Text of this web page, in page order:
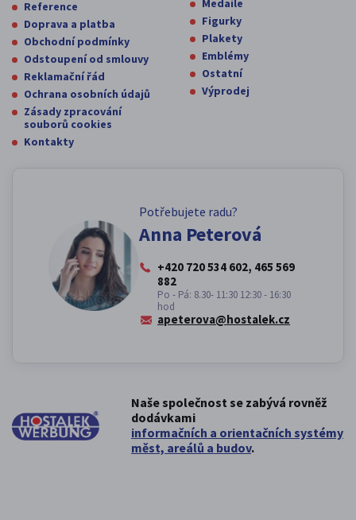
Reference
Doprava a platba
Obchodní podmínky
Odstoupení od smlouvy
Reklamační řád
Ochrana osobních údajů
Zásady zpracování
souborů cookies
Kontakty
Medaile
Figurky
Plakety
Emblémy
Ostatní
Výprodej
Potřebujete radu?
Anna Peterová
+420 720 534 602, 465 569
882
Po - Pá: 8.30- 11:30 12:30 - 16:30
hod
apeterova@hostalek.cz
Naše společnost se zabývá rovněž
dodávkami
informačních a orientačních systémy
měst, areálů a budov.